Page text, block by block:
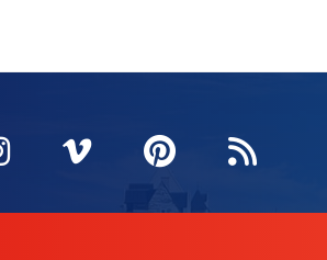
fenêtre
nouvelle fenêtre
une nouvelle fenêtre
Instagram
, Ouvre une nouvelle
Vimeo
, Ouvre une
Pinterest
, OuvreFlux